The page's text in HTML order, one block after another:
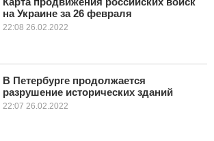
на Украине за 26 февраля
22:08 26.02.2022
В Петербурге продолжается
разрушение исторических зданий
22:07 26.02.2022